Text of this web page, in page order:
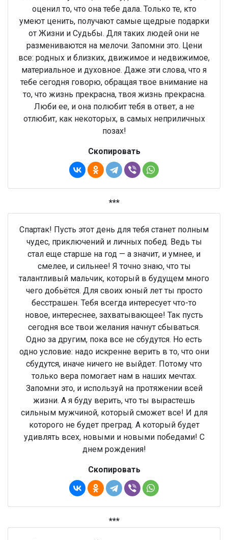
оценил то, что она тебе дала. Только те, кто
умеют ценить, получают самые щедрые подарки
от Жизни и Судьбы. Для таких людей они не
размениваются на мелочи. Запомни это. Цени
все: родных и близких, движимое и недвижимое,
материальное и духовное. Даже эти слова, что я
тебе сегодня говорю, обращая твое внимание на
то, что жизнь прекрасна, твоя жизнь прекрасна.
Люби ее, и она полюбит тебя в ответ, а не
отлюбит, как некоторых, в самых неприличных
позах!
Скопировать
***
Спартак! Пусть этот день для тебя станет полным
чудес, приключений и личных побед. Ведь ты
стал еще старше на год — а значит, и умнее, и
смелее, и сильнее! Я точно знаю, что ты
талантливый мальчик, который в будущем много
чего добьётся. Для своих юный лет ты просто
бесстрашен. Тебя всегда интересует что-то
новое, интереснее, захватывающее! Так пусть
сегодня все твои желания начнут сбываться.
Одно за другим, пока все не сбудутся. Но есть
одно условие: надо искренне верить в то, что они
сбудутся, иначе ничего не выйдет. Потому что
только вера помогает нам в наших мечтах.
Запомни это, и используй на протяжении всей
жизни. А я буду верить, что ты вырастешь
сильным мужчиной, который сможет все! И для
которого не будет преград. А который будет
удивлять всех, новыми и новыми победами! С
днем рождения!
Скопировать
***